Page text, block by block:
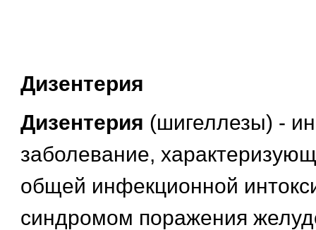
Дизентерия
Дизентерия (шигеллезы) -
заболевание,
общей инфекционной
синдромом поражения